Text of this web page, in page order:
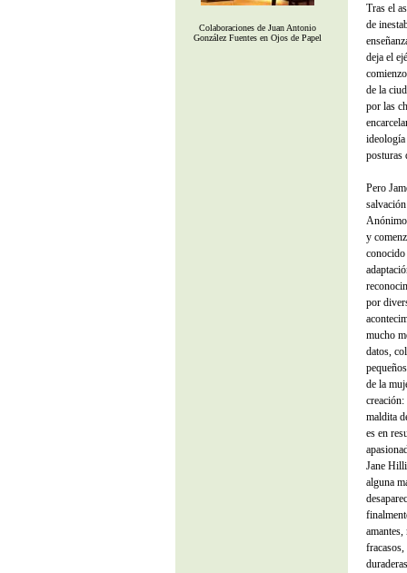
Colaboraciones de Juan Antonio
González Fuentes en Ojos de Papel
Tras el
de
deja el
de la
por las
ideología
posturas
Pero
y
por
mucho
datos,
de la
creación:
maldita
es en
Jane
alguna